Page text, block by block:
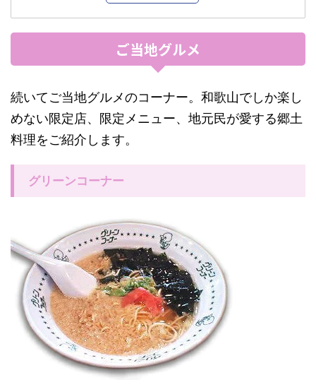
ご当地グルメ
続いてご当地グルメのコーナー。和歌山でしか楽し
めない限定店、限定メニュー、地元民が愛する郷土
料理をご紹介します。
グリーンコーナー